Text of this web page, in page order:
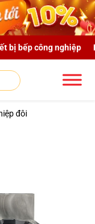
bị bếp công nghiệp
đôi